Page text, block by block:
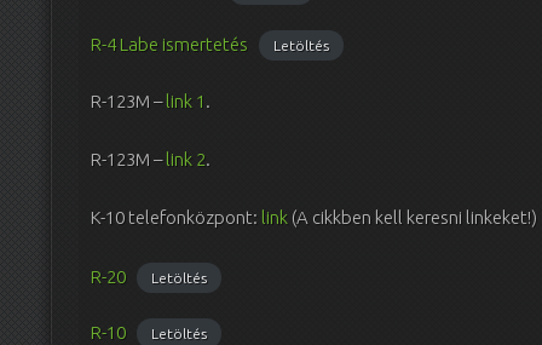
R-4 Labe ismertetés Letöltés
R-123M –link 1 .
R-123M –link 2.
K-10 telefonközpont: link (A cikkben kell keresni linkeket!)
R-20 Letöltés
R-10 Letöltés